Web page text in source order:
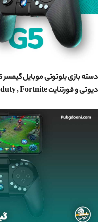
دیوتی و فورتنایت PUBG, Call of duty , Fortnite